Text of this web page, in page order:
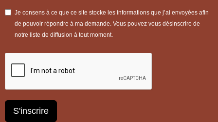
Je consens à ce que ce site stocke les informations que j’ai envoyées afin
de pouvoir répondre à ma demande. Vous pouvez vous désinscrire de
notre liste de diffusion à tout moment.
S'inscrire